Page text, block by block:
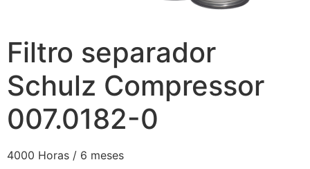
Filtro separador
Schulz Compressor
007.0182-0
4000 Horas / 6 meses